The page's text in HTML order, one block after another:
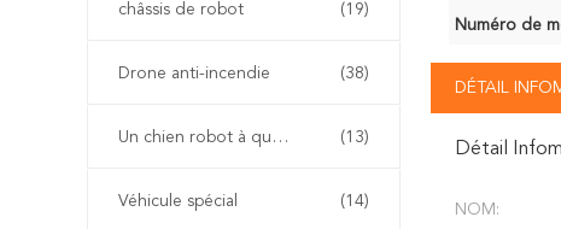
châssis de robot (19)
Drone anti-incendie (38)
Un chien robot à quatre pattes (13)
Véhicule spécial (14)
Numéro de
DÉTAIL
Détail
NOM: